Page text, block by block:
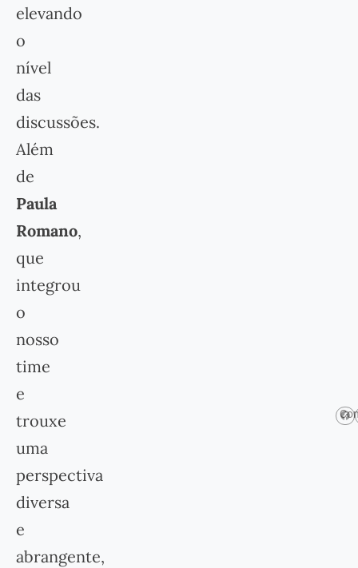
elevando
o
nível
das
discussões.
Além
de
Paula
Romano,
que
integrou
o
nosso
time
e
trouxe
uma
perspectiva
diversa
e
abrangente,